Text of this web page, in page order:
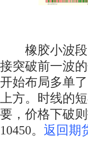
橡胶小波段
接突破前一波
开始布局多单
上方。时线的
要，价格下破
10450。 返回期